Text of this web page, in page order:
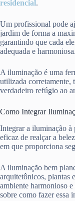
residencial.
Um profissional pode
jardim de forma a
garantindo que cada
adequada e harmoniosa.
A iluminação é uma
utilizada corretamente,
verdadeiro refúgio ao
Como Integrar
Integrar a iluminação à
eficaz de realçar a
em que proporciona
A iluminação bem
arquitetônicos, plantas
ambiente harmonioso
sobre como fazer essa